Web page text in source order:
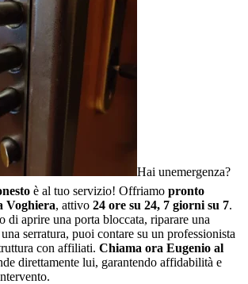
Hai unemergenza?
è al tuo servizio! Offriamo pronto
Voghiera, attivo 24 ore su 24, 7 giorni su 7.
di aprire una porta bloccata, riparare una
serratura, puoi contare su un professionista
con affiliati. Chiama ora Eugenio al
direttamente lui, garantendo affidabilità e